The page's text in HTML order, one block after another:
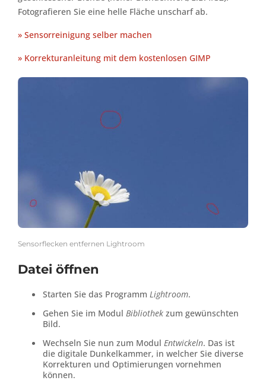
Fotografieren Sie eine helle Fläche unscharf ab.
» Sensorreinigung selber machen
» Korrekturanleitung mit dem kostenlosen GIMP
Sensorflecken entfernen Lightroom
Datei öffnen
Starten Sie das Programm Lightroom.
Gehen Sie im Modul Bibliothek zum gewünschten
Bild.
Wechseln Sie nun zum Modul Entwickeln. Das ist
die digitale Dunkelkammer, in welcher Sie diverse
Korrekturen und Optimierungen vornehmen
können.